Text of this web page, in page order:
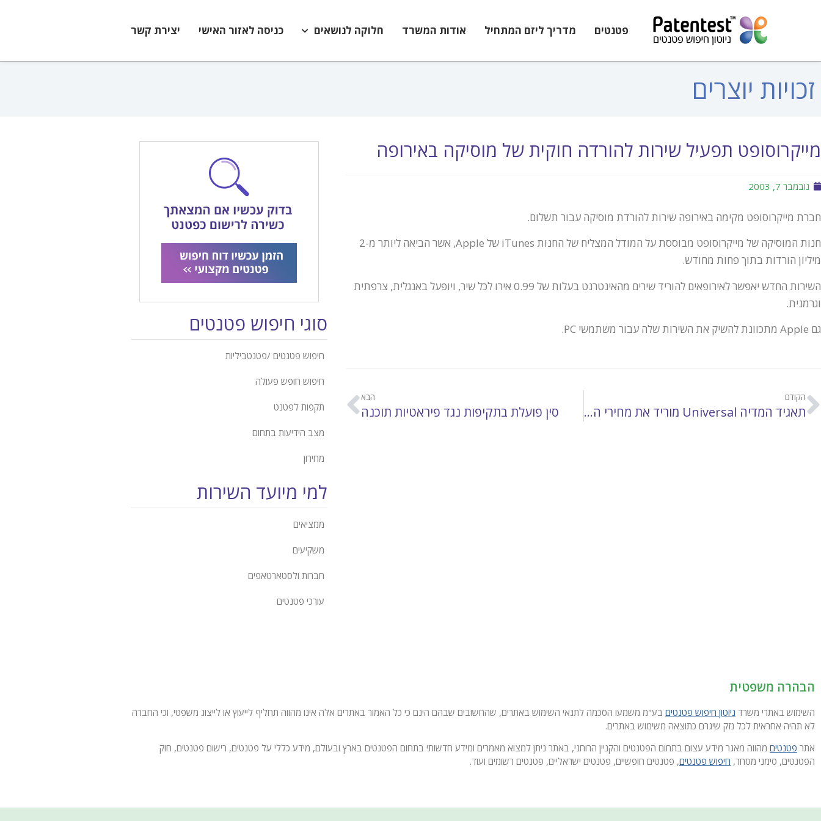
פטנטים מדריך ליזם המתחיל אודות המשרד חלוקה לנושאים כניסה לאזור האישי יצירת קשר
זכויות יוצרים
מייקרוסופט תפעיל שירות להורדה חוקית של מוסיקה באירופה
נובמבר 7, 2003
חברת מייקרוסופט מקימה באירופה שירות להורדת מוסיקה עבור תשלום.
חנות המוסיקה של מייקרוסופט מבוססת על המודל המצליח של החנות iTunes של Apple, אשר הביאה ליותר מ-2
מיליון הורדות בתוך פחות מחודש.
השירות החדש יאפשר לאירופאים להוריד שירים מהאינטרנט בעלות של 0.99 אירו לכל שיר, ויופעל באנגלית, צרפתית
וגרמנית.
גם Apple מתכוונת להשיק את השירות שלה עבור משתמשי PC.
הקודם
תאגיד המדיה Universal מוריד את מחירי התקליטורים על מנת להילחם בפיראטיות
הבא
סין פועלת בתקיפות נגד פיראטיות תוכנה
סוגי חיפוש פטנטים
חיפוש פטנטים /פטנטביליות
חיפוש חופש פעולה
תקפות לפטנט
מצב הידיעות בתחום
מחירון
למי מיועד השירות
ממציאים
משקיעים
חברות ולסטארטאפים
עורכי פטנטים
הבהרה משפטית
השימוש באתרי משרד ניוטון חיפוש פטנטים בע"מ משמעו הסכמה לתנאי השימוש באתרים, שהחשובים שבהם הינם כי כל האמור באתרים אלה אינו מהווה תחליף לייעוץ או לייצוג משפטי, וכי החברה
לא תהיה אחראית לכל נזק שיגרם כתוצאה משימוש באתרים.
אתר פטנטים מהווה מאגר מידע עצום בתחום הפטנטים והקניין הרוחני, באתר ניתן למצוא מאמרים ומידע חדשותי בתחום הפטנטים בארץ ובעולם, מידע כללי על פטנטים, רישום פטנטים, חוק
הפטנטים, סימני מסחר, חיפוש פטנטים, פטנטים חופשיים, פטנטים ישראליים, פטנטים רשומים ועוד.